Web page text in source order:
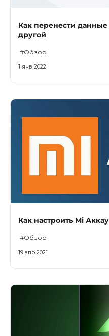
Как перенести
другой
#Обзор
1 янв 2022
Как настроить Mi
#Обзор
19 апр 2021